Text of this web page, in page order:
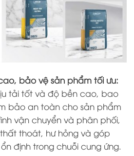
bảo vệ sản phẩm tối ưu:
tải tốt và độ bền cao, bao
bảo an toàn cho sản phẩm
vận chuyển và phân phối,
thoát, hư hỏng và góp
định trong chuỗi cung ứng.